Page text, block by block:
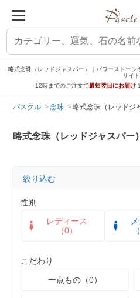
略式念珠（レッドジャスパー）｜パワーストー
サイト
12時までのご注文で最短翌日にお届け
パスクル 念珠 略式念珠（レッドジ
略式念珠（レッドジャスパー）
絞り込む
性別
レディース
（0）
こだわり
一点もの（0）